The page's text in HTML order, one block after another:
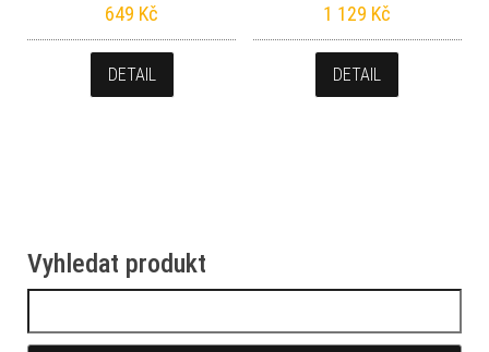
649 Kč
DETAIL
1 129 Kč
DETAIL
Vyhledat produkt